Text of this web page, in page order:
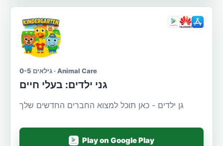
גילאים 0-5 · Animal Care
גני ילדים: בעלי חיים
גן ילדים - כאן תוכל למצוא החברים החדשים שלך
Play on Google Play